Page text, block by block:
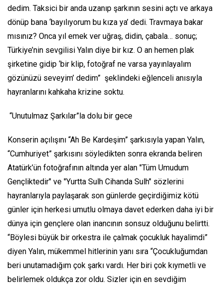
dedim. Taksici bir anda uzanıp şarkının sesini açtı ve arkaya
dönüp bana ‘bayılıyorum bu kıza ya’ dedi. Travmaya bakar
mısınız? Onca yıl emek ver uğraş, didin, çabala… sonuç;
Türkiye’nin sevgilisi Yalın diye bir kız. O an hemen plak
şirketine gidip ‘bir klip, fotoğraf ne varsa yayınlayalım
gözünüzü seveyim’ dedim” şeklindeki eğlenceli anısıyla
hayranlarını kahkaha krizine soktu.
“Unutulmaz Şarkılar”la dolu bir gece
Konserin açılışını “Ah Be Kardeşim” şarkısıyla yapan Yalın,
“Cumhuriyet” şarkısını söyledikten sonra ekranda beliren
Atatürk’ün fotoğrafının altında yer alan "Tüm Umudum
Gençliktedir" ve "Yurtta Sulh Cihanda Sulh" sözlerini
hayranlarıyla paylaşarak son günlerde geçirdiğimiz kötü
günler için herkesi umutlu olmaya davet ederken daha iyi bir
dünya için gençlere olan inancının sonsuz olduğunu belirtti.
“Böylesi büyük bir orkestra ile çalmak çocukluk hayalimdi”
diyen Yalın, mükemmel hitlerinin yanı sıra “Çocukluğumdan
beri unutamadığım çok şarkı vardı. Her biri çok kıymetli ve
belirlemek oldukça zor oldu. Sizler için en sevdiğim